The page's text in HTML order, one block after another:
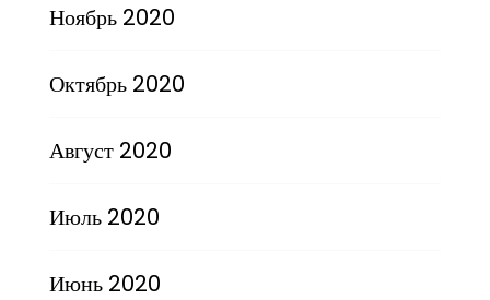
Ноябрь 2020
Октябрь 2020
Август 2020
Июль 2020
Июнь 2020